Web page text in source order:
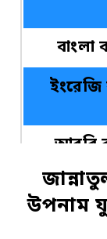
বাংলা
ইংরেজি
আরবি
এটি কি
উপনাম